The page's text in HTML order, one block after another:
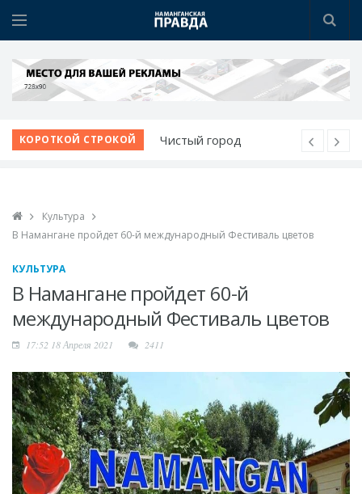
КОРОТКОЙ СТРОКОЙ
начинается с порядка
празднику
городок
Медицина Намангана
получает новый облик
Культура
В Намангане пройдет 60-й международный Фестиваль цветов
КУЛЬТУРА
В Намангане пройдет 60-й
международный Фестиваль цветов
17:52 18 Апреля 2021 2411